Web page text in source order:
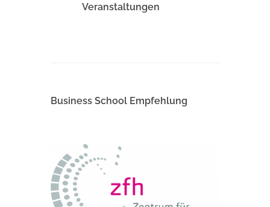
Veranstaltungen
Business School Empfehlung